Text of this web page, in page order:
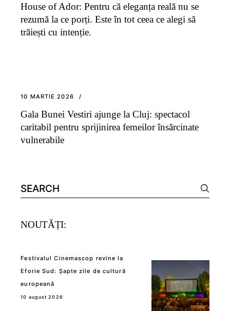
House of Ador: Pentru că eleganța reală nu se
rezumă la ce porți. Este în tot ceea ce alegi să
trăiești cu intenție.
10 MARTIE 2026
Gala Bunei Vestiri ajunge la Cluj: spectacol
caritabil pentru sprijinirea femeilor însărcinate
vulnerabile
Search
for:
NOUTĂȚI:
Festivalul Cinemascop revine la
Eforie Sud: Șapte zile de cultură
europeană
10 august 2026